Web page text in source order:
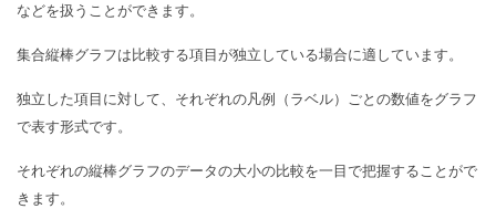
などを扱うことができます。
集合縦棒グラフは比較する項目が独立している場合に適しています。
独立した項目に対して、それぞれの凡例（ラベル）ごとの数値をグラフ
で表す形式です。
それぞれの縦棒グラフのデータの大小の比較を一目で把握することがで
きます。